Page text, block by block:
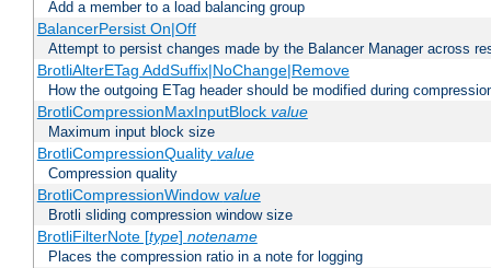
Add a member to a load balancing group
BalancerPersist On|Off
Attempt to persist changes made by the Balancer Manager across
BrotliAlterETag AddSuffix|NoChange|Remove
How the outgoing ETag header should be modified during
BrotliCompressionMaxInputBlock value
Maximum input block size
BrotliCompressionQuality value
Compression quality
BrotliCompressionWindow value
Brotli sliding compression window size
BrotliFilterNote [type] notename
Places the compression ratio in a note for logging